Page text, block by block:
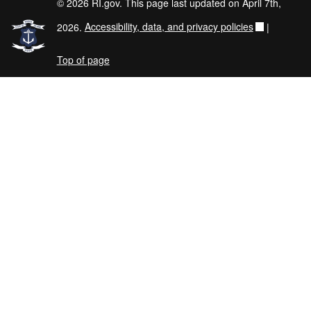
2026. Accessibility, data, and privacy policies |
Top of page